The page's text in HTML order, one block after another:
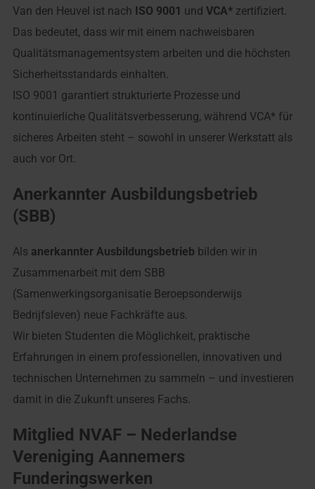
Van den Heuvel ist nach ISO 9001 und VCA* zertifiziert.
Das bedeutet, dass wir mit einem nachweisbaren
Qualitätsmanagementsystem arbeiten und die höchsten
Sicherheitsstandards einhalten.
ISO 9001 garantiert strukturierte Prozesse und
kontinuierliche Qualitätsverbesserung, während VCA* für
sicheres Arbeiten steht – sowohl in unserer Werkstatt als
auch vor Ort.
Anerkannter Ausbildungsbetrieb
(SBB)
Als anerkannter Ausbildungsbetrieb bilden wir in
Zusammenarbeit mit dem SBB
(Samenwerkingsorganisatie Beroepsonderwijs
Bedrijfsleven) neue Fachkräfte aus.
Wir bieten Studenten die Möglichkeit, praktische
Erfahrungen in einem professionellen, innovativen und
technischen Unternehmen zu sammeln – und investieren
damit in die Zukunft unseres Fachs.
Mitglied NVAF – Nederlandse
Vereniging Aannemers
Funderingswerken